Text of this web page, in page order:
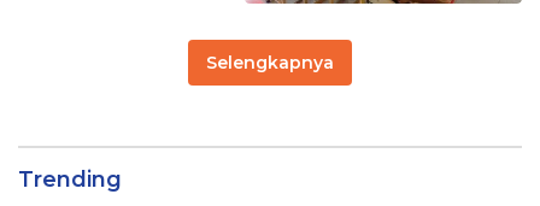
Selengkapnya
Trending